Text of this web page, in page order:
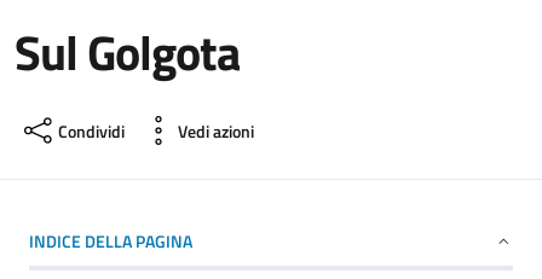
Sul Golgota
Condividi Vedi azioni
INDICE DELLA PAGINA